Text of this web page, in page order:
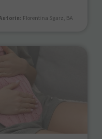
Florentina Sgarz, BA